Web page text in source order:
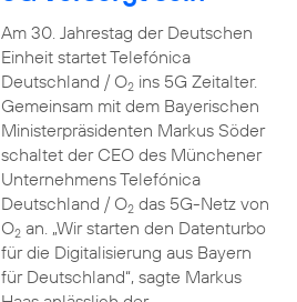
Am 30. Jahrestag der Deutschen
Einheit startet Telefónica
Deutschland / O2ins 5G Zeitalter.
Gemeinsam mit dem Bayerischen
Ministerpräsidenten Markus Söder
schaltet der CEO des Münchener
Unternehmens Telefónica
Deutschland / O2das 5G-Netz von
O2an. „Wir starten den Datenturbo
für die Digitalisierung aus Bayern
für Deutschland“, sagte Markus